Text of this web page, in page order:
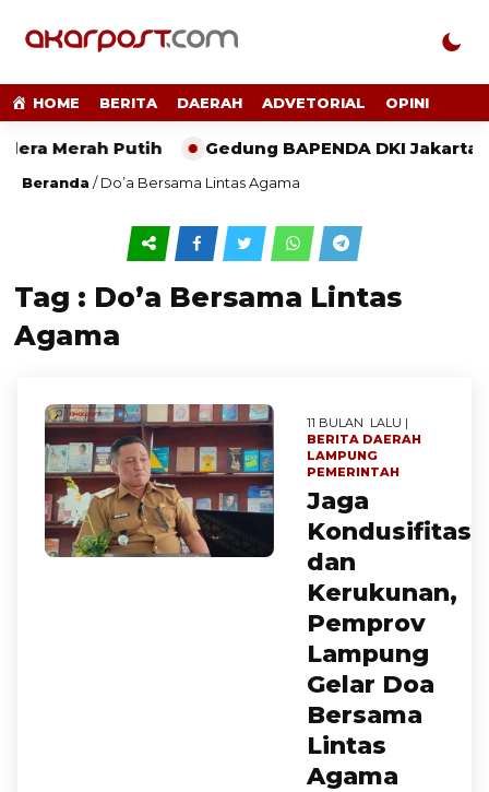
HOME BERITA DAERAH ADVETORIAL OPINI
Merah Putih Gedung BAPENDA DKI Jakarta
Beranda /Do’a Bersama Lintas Agama
Tag : Do’a Bersama Lintas
Agama
11 BULAN LALU |
BERITA DAERAH
LAMPUNG
PEMERINTAH
Jaga
Kondusifitas
dan
Kerukunan,
Pemprov
Lampung
Gelar Doa
Bersama
Lintas
Agama